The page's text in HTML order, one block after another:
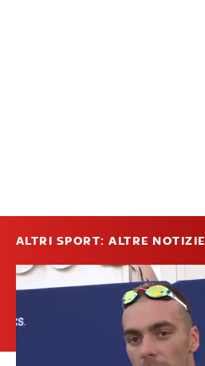
ALTRI SPORT: ALTRE NOTIZIE